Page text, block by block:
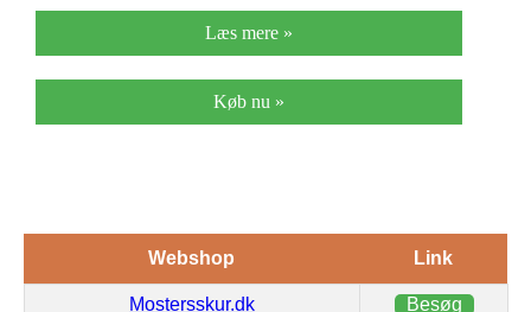
Læs mere »
Køb nu »
Webshop Link
Mostersskur.dk Besøg